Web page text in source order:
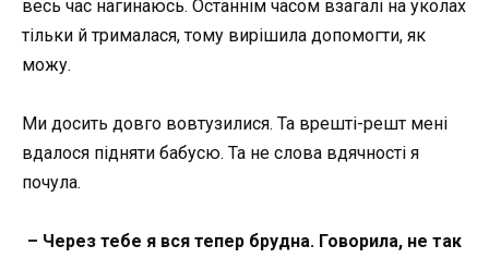
весь час нагинаюсь. Останнім часом взагалі на уколах
тільки й трималася, тому вирішила допомогти, як
можу.
Ми досить довго вовтузилися. Та врешті-решт мені
вдалося підняти бабусю. Та не слова вдячності я
почула.
– Через тебе я вся тепер брудна. Говорила, не так